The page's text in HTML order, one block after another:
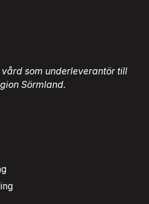
som underleverantör till
Sörmland.